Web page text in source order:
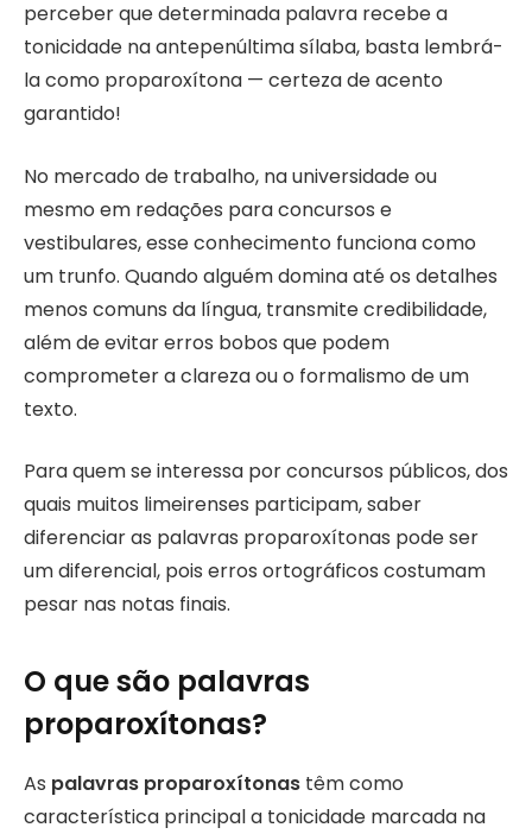
perceber que determinada palavra recebe a
tonicidade na antepenúltima sílaba, basta lembrá-
la como proparoxítona — certeza de acento
garantido!
No mercado de trabalho, na universidade ou
mesmo em redações para concursos e
vestibulares, esse conhecimento funciona como
um trunfo. Quando alguém domina até os detalhes
menos comuns da língua, transmite credibilidade,
além de evitar erros bobos que podem
comprometer a clareza ou o formalismo de um
texto.
Para quem se interessa por concursos públicos, dos
quais muitos limeirenses participam, saber
diferenciar as palavras proparoxítonas pode ser
um diferencial, pois erros ortográficos costumam
pesar nas notas finais.
O que são palavras
proparoxítonas?
As palavras proparoxítonas têm como
característica principal a tonicidade marcada na